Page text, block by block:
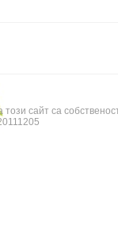
този сайт са